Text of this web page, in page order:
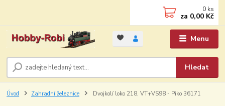
Menu
Hledat
0 ks
za 0,00 Kč
Úvod Zahradní železnice Dvojkolí loko 218, VT+VS98 - Piko 36171